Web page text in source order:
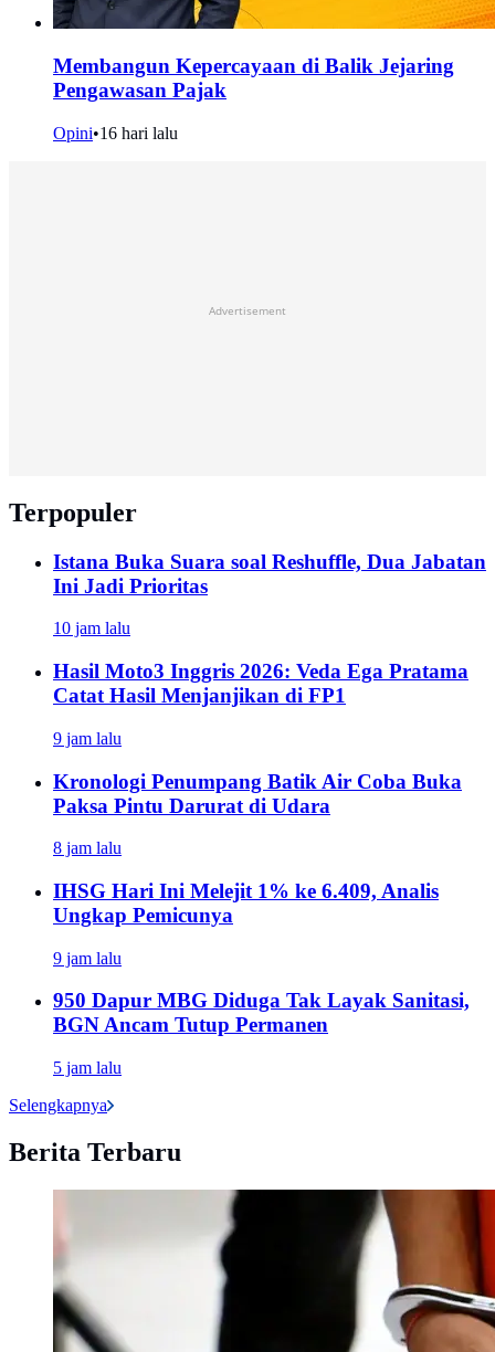
Membangun Kepercayaan di Balik Jejaring
Pengawasan Pajak
Opini•16 hari lalu
Advertisement
Terpopuler
Istana Buka Suara soal Reshuffle, Dua Jabatan
Ini Jadi Prioritas
10 jam lalu
Hasil Moto3 Inggris 2026: Veda Ega Pratama
Catat Hasil Menjanjikan di FP1
9 jam lalu
Kronologi Penumpang Batik Air Coba Buka
Paksa Pintu Darurat di Udara
8 jam lalu
IHSG Hari Ini Melejit 1% ke 6.409, Analis
Ungkap Pemicunya
9 jam lalu
950 Dapur MBG Diduga Tak Layak Sanitasi,
BGN Ancam Tutup Permanen
5 jam lalu
Selengkapnya
Berita Terbaru